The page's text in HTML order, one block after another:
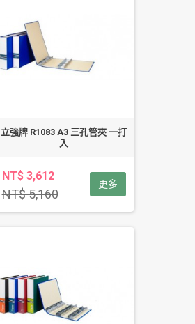
立強牌 R1083 A3 三孔管夾 一打
入
NT$ 3,612
NT$ 5,160
更多